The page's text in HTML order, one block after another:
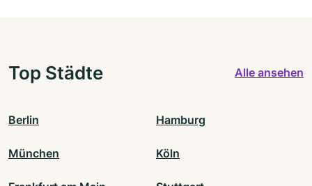
Top Städte Alle ansehen
Berlin Hamburg
München Köln